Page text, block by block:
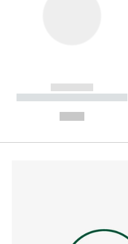
------------
----------- ----------- --------